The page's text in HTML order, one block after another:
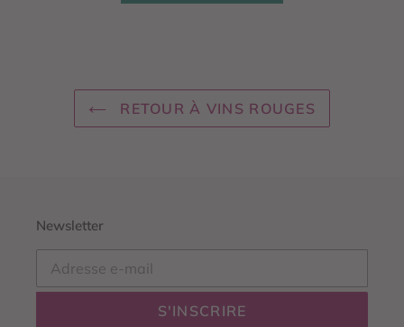
RETOUR À VINS ROUGES
Newsletter
S'INSCRIRE